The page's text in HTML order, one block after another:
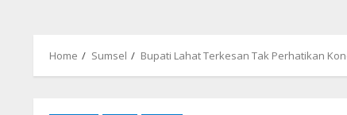
Home Sumsel Bupati Lahat Terkesan Tak Perhatikan